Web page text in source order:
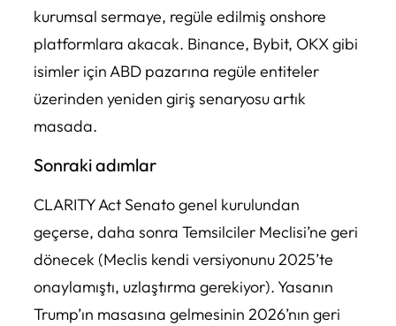
kurumsal sermaye, regüle edilmiş onshore
platformlara akacak. Binance, Bybit, OKX gibi
isimler için ABD pazarına regüle entiteler
üzerinden yeniden giriş senaryosu artık
masada.
Sonraki adımlar
CLARITY Act Senato genel kurulundan
geçerse, daha sonra Temsilciler Meclisi’ne geri
dönecek (Meclis kendi versiyonunu 2025’te
onaylamıştı, uzlaştırma gerekiyor). Yasanın
Trump’ın masasına gelmesinin 2026’nın geri